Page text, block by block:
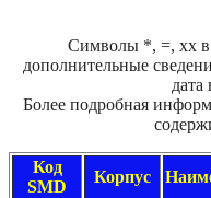
Символы *, =, xx в
дополнительные
дата
Более подробная
Код
SMD
Корпус